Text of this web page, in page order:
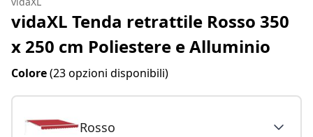
vidaXL Tenda retrattile Rosso 350
x 250 cm Poliestere e Alluminio
Colore(23 opzioni disponibili)
Rosso